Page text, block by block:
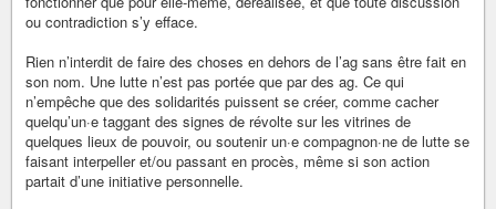
ou contradiction s’y efface.
Rien n’interdit de faire des choses en dehors de l’ag sans être fait en
son nom. Une lutte n’est pas portée que par des ag. Ce qui
n’empêche que des solidarités puissent se créer, comme cacher
quelqu’un·e taggant des signes de révolte sur les vitrines de
quelques lieux de pouvoir, ou soutenir un·e compagnon·ne de lutte se
faisant interpeller et/ou passant en procès, même si son action
partait d’une initiative personnelle.